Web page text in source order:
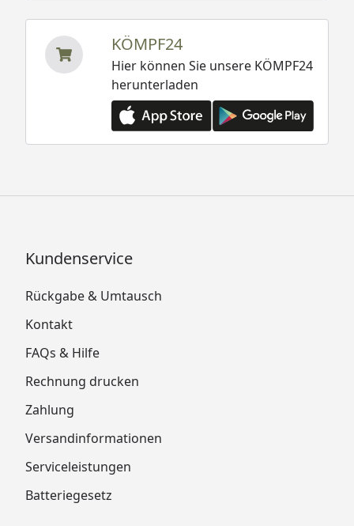
KÖMPF24
Hier können Sie unsere KÖMPF24
herunterladen
Kundenservice
Rückgabe & Umtausch
Kontakt
FAQs & Hilfe
Rechnung drucken
Zahlung
Versandinformationen
Serviceleistungen
Batteriegesetz